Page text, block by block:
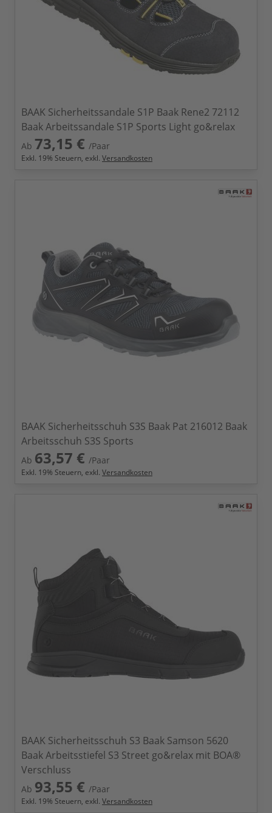
BAAK Sicherheitssandale S1P Baak Rene2 72112
Baak Arbeitssandale S1P Sports Light go&relax
Ab 73,15 € /Paar
Exkl. 19% Steuern, exkl. Versandkosten
BAAK Sicherheitsschuh S3S Baak Pat 216012 Baak
Arbeitsschuh S3S Sports
Ab 63,57 € /Paar
Exkl. 19% Steuern, exkl. Versandkosten
BAAK Sicherheitsschuh S3 Baak Samson 5620
Baak Arbeitsstiefel S3 Street go&relax mit BOA®
Verschluss
Ab 93,55 € /Paar
Exkl. 19% Steuern, exkl. Versandkosten